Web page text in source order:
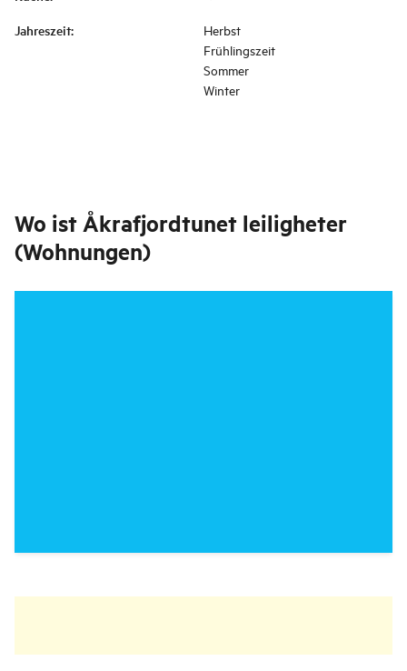
Jahreszeit:
Herbst
Frühlingszeit
Sommer
Winter
Wo ist Åkrafjordtunet leiligheter
(Wohnungen)